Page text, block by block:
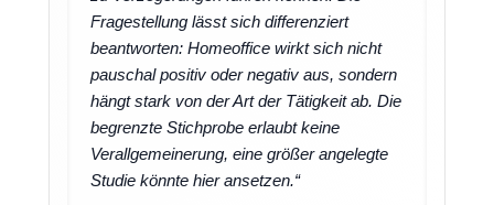
Fragestellung lässt sich differenziert
beantworten: Homeoffice wirkt sich nicht
pauschal positiv oder negativ aus, sondern
hängt stark von der Art der Tätigkeit ab. Die
begrenzte Stichprobe erlaubt keine
Verallgemeinerung, eine größer angelegte
Studie könnte hier ansetzen.“